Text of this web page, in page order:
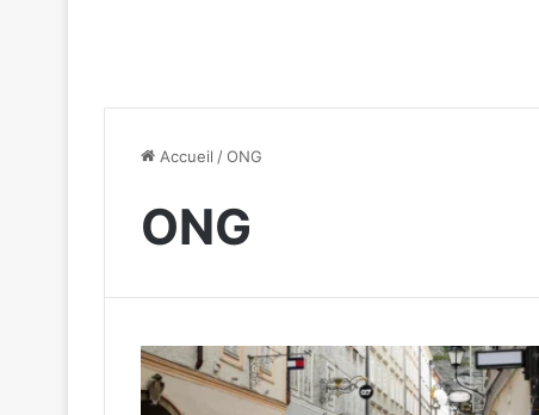
Accueil /ONG
ONG